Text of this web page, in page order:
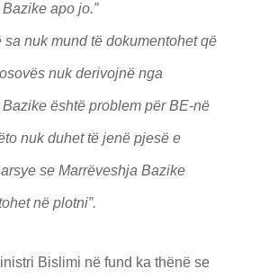
apo jo.”
sa nuk mund të dokumentohet që
nuk derivojnë nga
është problem për BE-në
nuk duhet të jenë pjesë e
se Marrëveshja Bazike
në plotni”.
Bislimi në fund ka thënë se